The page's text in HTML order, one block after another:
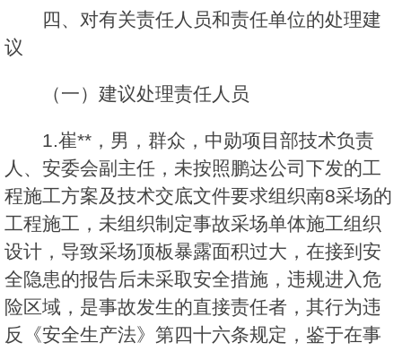
四、对有关责任人员和责任单位的处理建
议
（一）建议处理责任人员
1.崔**，男，群众，中勋项目部技术负责
人、安委会副主任，未按照鹏达公司下发的工
程施工方案及技术交底文件要求组织南8采场的
工程施工，未组织制定事故采场单体施工组织
设计，导致采场顶板暴露面积过大，在接到安
全隐患的报告后未采取安全措施，违规进入危
险区域，是事故发生的直接责任者，其行为违
反《安全生产法》第四十六条规定，鉴于在事